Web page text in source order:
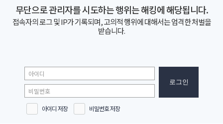
무단으로 관리자를 시도하는 행위는 해킹에 해당됩니다.
접속자의 로그 및 IP가 기록되며, 고의적 행위에 대해서는 엄격한 처벌을
받습니다.
아이디 저장 비밀번호 저장